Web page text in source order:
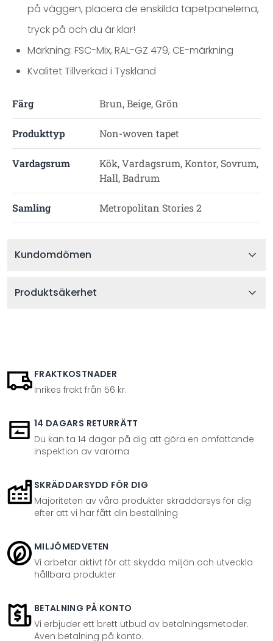
på väggen, placera de enskilda tapetpanelerna,
tryck på och du är klar!
Märkning: FSC-Mix, RAL-GZ 479, CE-märkning
Kvalitet Tillverkad i Tyskland
Färg Brun, Beige, Grön
Produkttyp Non-woven tapet
Vardagsrum
Kök, Vardagsrum, Kontor, Sovrum,
Hall, Badrum
Samling Metropolitan Stories 2
Kundomdömen
Produktsäkerhet
FRAKTKOSTNADER
Inrikes frakt från 56 kr.
14 DAGARS RETURRÄTT
Du kan ta 14 dagar på dig att göra en omfattande
inspektion av varorna
SKRÄDDARSYDD FÖR DIG
Majoriteten av våra produkter skräddarsys för dig
efter att vi har fått din beställning
MILJÖMEDVETEN
Vi arbetar aktivt för att skydda miljön och utveckla
hållbara produkter
BETALNING PÅ KONTO
Vi erbjuder ett brett utbud av betalningsmetoder.
Även betalning på konto.